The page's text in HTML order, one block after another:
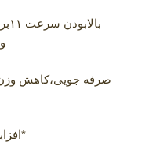
صرفه جویی،کاهش